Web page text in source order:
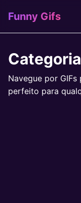
Funny Gifs
Navegue por
perfeito para